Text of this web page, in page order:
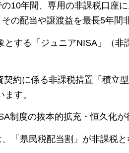
10年間、専用の非課税口座
の配当や譲渡益を最長5年間
する「ジュニアNISA」（非
約に係る非課税措置「積立
す。
制度の抜本的拡充・恒久化が
「県民税配当割」が非課税と